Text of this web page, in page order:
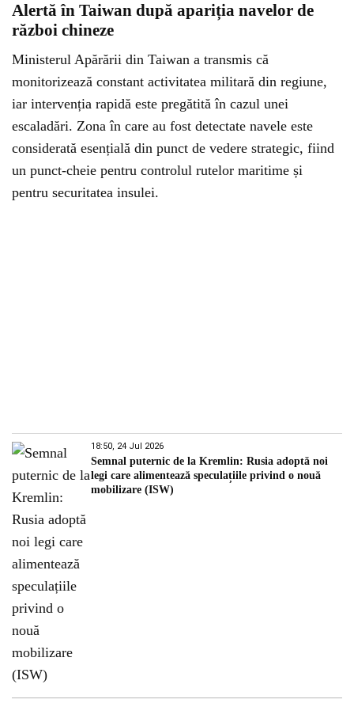
Alertă în Taiwan după apariția navelor de
război chineze
Ministerul Apărării din Taiwan a transmis că
monitorizează constant activitatea militară din regiune,
iar intervenția rapidă este pregătită în cazul unei
escaladări. Zona în care au fost detectate navele este
considerată esențială din punct de vedere strategic, fiind
un punct-cheie pentru controlul rutelor maritime și
pentru securitatea insulei.
18:50, 24 Jul 2026
Semnal puternic de la Kremlin: Rusia adoptă noi
legi care alimentează speculațiile privind o nouă
mobilizare (ISW)